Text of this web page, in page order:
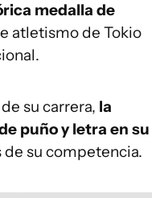
medalla de
atletismo de Tokio
su carrera, la
puño y letra en su
su competencia.